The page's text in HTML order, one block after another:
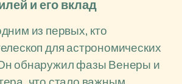
и его вклад
из первых, кто
для астрономических
обнаружил фазы Венеры и